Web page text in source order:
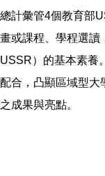
總計彙管4個教育部
畫或課程、學程選讀
USSR）的基本素養
配合，凸顯區域型大
之成果與亮點。